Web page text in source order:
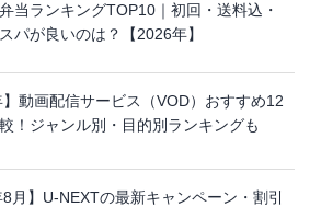
当ランキングTOP10｜初回・送料込・
パが良いのは？【2026年】
】動画配信サービス（VOD）おすすめ12
！ジャンル別・目的別ランキングも
8月】U-NEXTの最新キャンペーン・割引